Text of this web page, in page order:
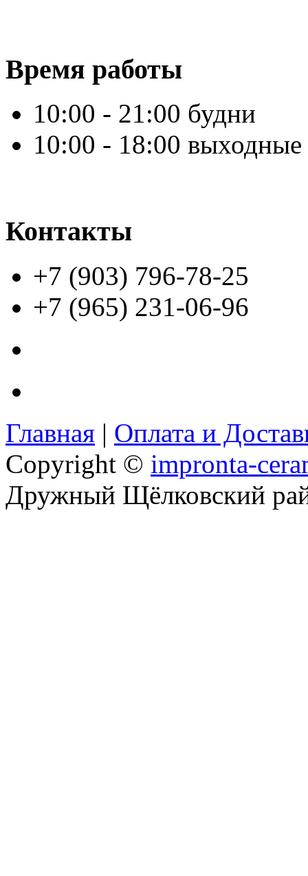
Время работы
10:00 - 21:00 будни
10:00 - 18:00 выходные
Контакты
+7 (903) 796-78-25
+7 (965) 231-06-96
Главная | Оплата и
Copyright © impronta-
Дружный Щёлковский